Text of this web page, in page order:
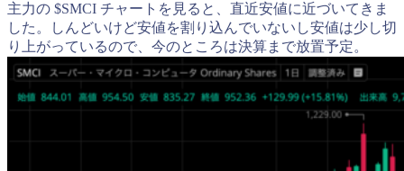
主力の $SMCI チャートを見ると、直近安値に近づいてきま
した。しんどいけど安値を割り込んでいないし安値は少し切
り上がっているので、今のところは決算まで放置予定。